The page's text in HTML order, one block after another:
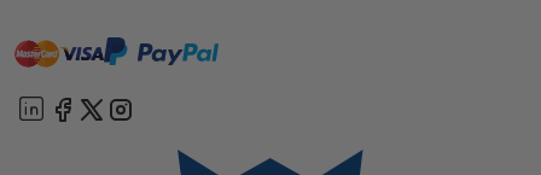
mastervisa paypal